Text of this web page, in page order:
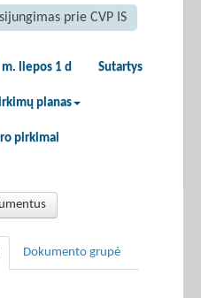
prie CVP IS
liepos 1 d Sutartys
planas
pirkimai
Dokumento grupė